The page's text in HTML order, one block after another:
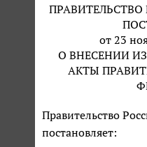
от 23
О ВНЕСЕНИИ
АКТЫ
Правительство
постановляет: